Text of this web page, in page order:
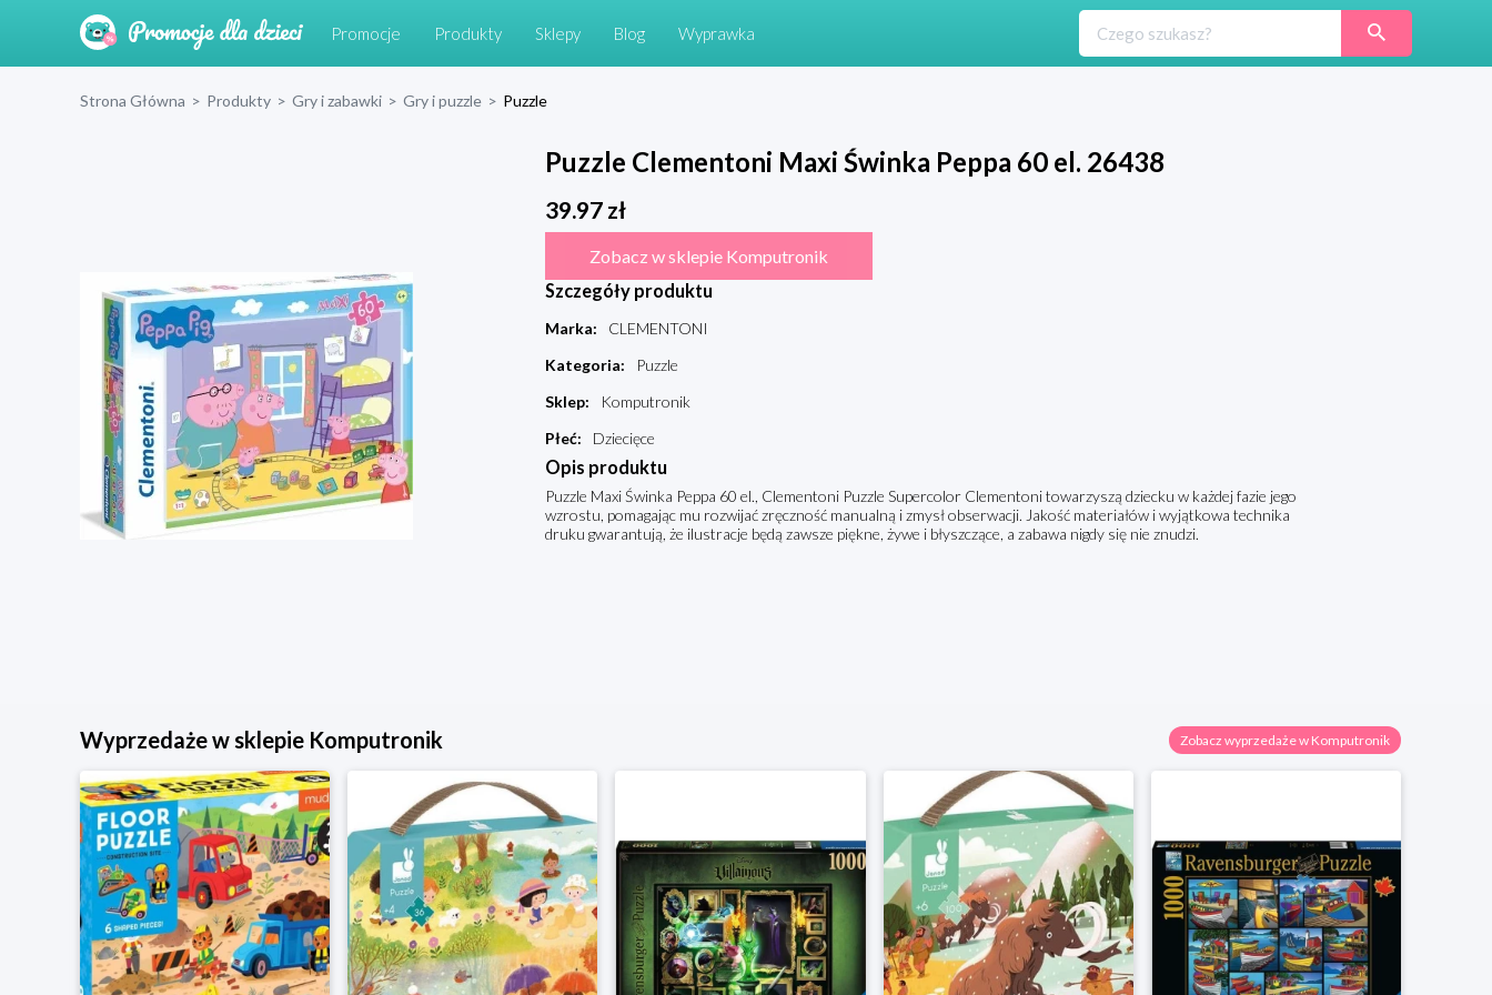
Promocje Produkty Sklepy Blog Wyprawka
Strona Główna > Produkty > Gry i zabawki > Gry i puzzle > Puzzle
Puzzle Clementoni Maxi Świnka Peppa 60 el. 26438
39.97zł
Zobacz w sklepie Komputronik
Szczegóły produktu
Marka:
CLEMENTONI
Kategoria:
Puzzle
Sklep:
Komputronik
Płeć: Dziecięce
Opis produktu
Puzzle Maxi Świnka Peppa 60 el., Clementoni Puzzle Supercolor Clementoni towarzyszą dziecku w każdej fazie jego
wzrostu, pomagając mu rozwijać zręczność manualną i zmysł obserwacji. Jakość materiałów i wyjątkowa technika
druku gwarantują, że ilustracje będą zawsze piękne, żywe i błyszczące, a zabawa nigdy się nie znudzi.
Wyprzedaże w sklepie Komputronik Zobacz wyprzedaże w Komputronik